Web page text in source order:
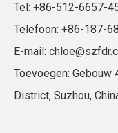
Tel: +86-512-6657-
Telefoon: +86-187-
E-mail:
Toevoegen: Gebouw
District, Suzhou,